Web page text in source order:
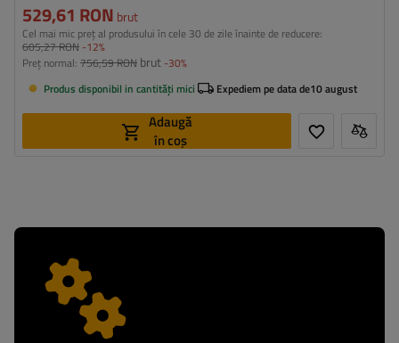
529,61 RON brut
Cel mai mic preț al produsului în cele 30 de zile înainte de reducere:
605,27 RON -12%
Preț normal: 756,59 RON brut -30%
Produs disponibil in cantități mici
Expediem pe data de10 august
Adaugă
în coș